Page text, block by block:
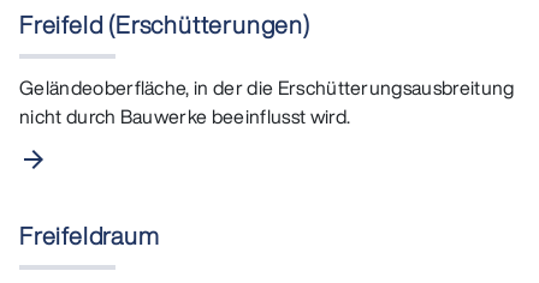
Freifeld (Erschütterungen)
Geländeoberfläche, in der die Erschütterungsausbreitung
nicht durch Bauwerke beeinflusst wird.
arrow_forward
Freifeldraum